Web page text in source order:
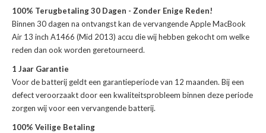
100% Terugbetaling 30 Dagen - Zonder Enige Reden!
Binnen 30 dagen na ontvangst kan devervangende Apple MacBook
Air 13 inch A1466 (Mid 2013) accu die wij hebben gekocht om welke
reden dan ook worden geretourneerd.
1 Jaar Garantie
Voor debatterij geldt een garantieperiode van 12 maanden. Bij een
defect veroorzaakt door een kwaliteitsprobleem binnen deze periode
zorgen wij voor een vervangende batterij.
100% Veilige Betaling